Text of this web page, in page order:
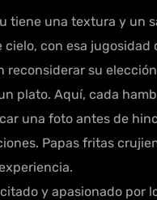
tiene una textura y
con esa
su
plato. Aquí, cada
una foto antes de
Papas fritas
y apasionado por